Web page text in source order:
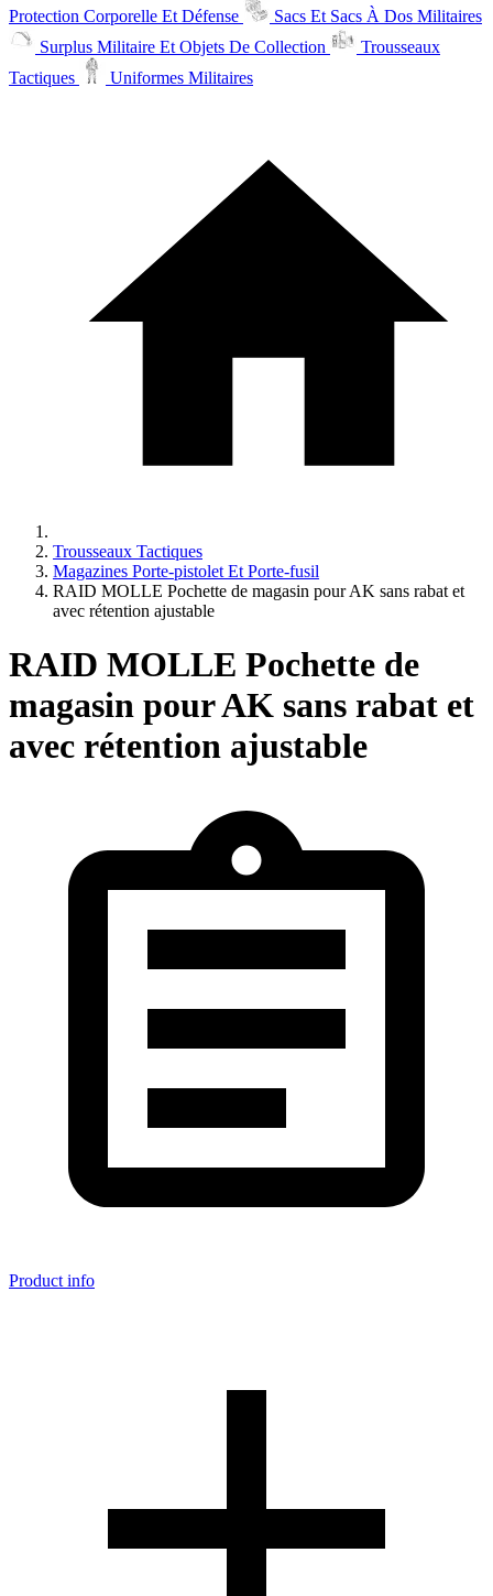
Protection Corporelle Et Défense
Sacs Et Sacs À Dos Militaires
Surplus Militaire Et Objets De Collection
Trousseaux
Tactiques
Uniformes Militaires
Trousseaux Tactiques
Magazines Porte-pistolet Et Porte-fusil
RAID MOLLE Pochette de magasin pour AK sans rabat et
avec rétention ajustable
RAID MOLLE Pochette de
magasin pour AK sans rabat et
avec rétention ajustable
Product info